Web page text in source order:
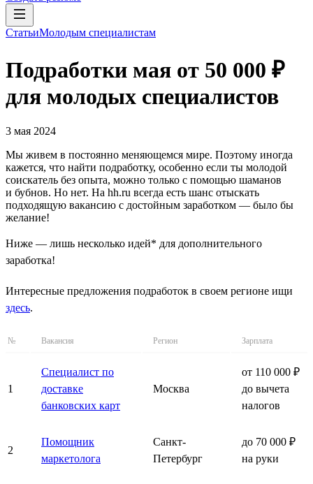
СтатьиМолодым специалистам
Подработки мая от 50 000 ₽
для молодых специалистов
3 мая 2024
Мы живем в постоянно меняющемся мире. Поэтому иногда
кажется, что найти подработку, особенно если ты молодой
соискатель без опыта, можно только с помощью шаманов
и бубнов. Но нет. На hh.ru всегда есть шанс отыскать
подходящую вакансию с достойным заработком — было бы
желание!
Ниже — лишь несколько идей* для дополнительного
заработка!
Интересные предложения подработок в своем регионе ищи
здесь.
№ Вакансия Регион Зарплата
1
Специалист по
доставке
банковских карт
Москва
от 110 000 ₽
до вычета
налогов
2
Помощник
маркетолога
Санкт-
Петербург
до 70 000 ₽
на руки